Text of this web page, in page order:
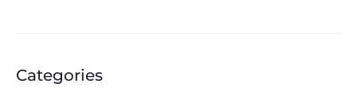
Categories